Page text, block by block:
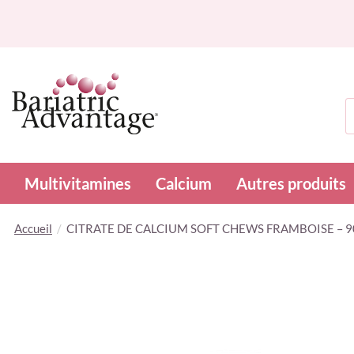
Multivitamines Calcium Autres produits
Accueil CITRATE DE CALCIUM SOFT CHEWS FRAMBOISE –